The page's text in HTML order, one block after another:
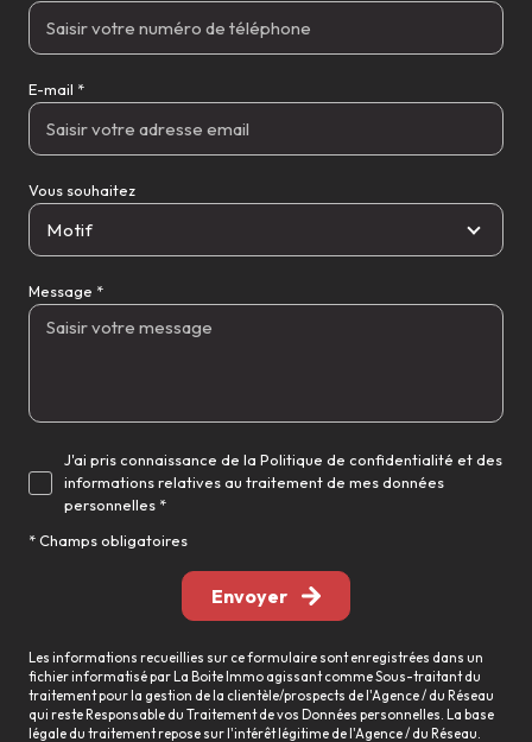
E-mail *
Vous souhaitez
Motif
Message *
J'ai pris connaissance de la Politique de confidentialité et des
informations relatives au traitement de mes données
personnelles *
* Champs obligatoires
Envoyer
Les informations recueillies sur ce formulaire sont enregistrées dans un
fichier informatisé par La Boite Immo agissant comme Sous-traitant du
traitement pour la gestion de la clientèle/prospects de l'Agence / du Réseau
qui reste Responsable du Traitement de vos Données personnelles. La base
légale du traitement repose sur l'intérêt légitime de l'Agence / du Réseau.